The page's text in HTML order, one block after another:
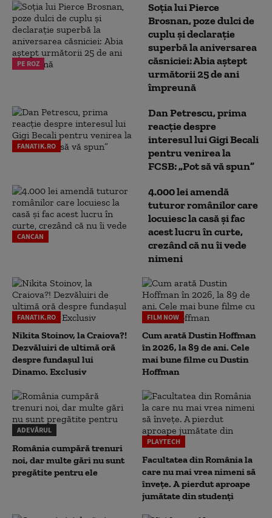
PE ROZ
Soția lui Pierce
Brosnan, poze dulci de
cuplu și declarație
superbă la aniversarea
căsniciei: Abia aștept
următorii 25 de ani
împreună
FANATIK.RO
Dan Petrescu, prima
reacție despre
interesul lui Gigi Becali
pentru venirea la
FCSB: „Pot să vă spun”
CANCAN
4.000 lei amendă
tuturor românilor care
locuiesc la casă și fac
acest lucru în curte,
crezând că nu îi vede
nimeni
FANATIK.RO
Nikita Stoinov, la Craiova?!
Dezvăluiri de ultimă oră
despre fundașul lui
Dinamo. Exclusiv
FILM NOW
Cum arată Dustin Hoffman
în 2026, la 89 de ani. Cele
mai bune filme cu Dustin
Hoffman
ADEVĂRUL
România cumpără trenuri
noi, dar multe gări nu sunt
pregătite pentru ele
PLAYTECH
Facultatea din România la
care nu mai vrea nimeni să
înveţe. A pierdut aproape
jumătate din studenţi